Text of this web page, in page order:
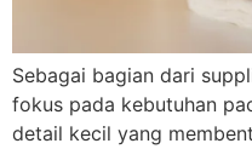
Sebagai bagian dari
fokus pada kebutuhan
detail kecil yang